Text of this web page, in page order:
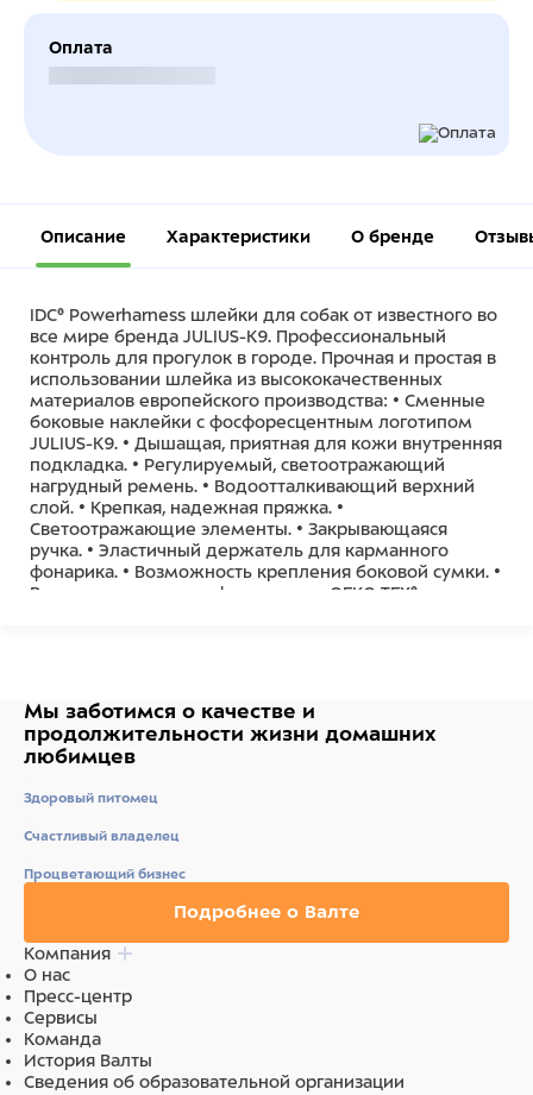
Оплата
Описание Характеристики О бренде
IDC® Powerharness шлейки для собак от известного во
все мире бренда JULIUS-K9. Профессиональный
контроль для прогулок в городе. Прочная и простая в
использовании шлейка из высококачественных
материалов европейского производства: • Сменные
боковые наклейки с фосфоресцентным логотипом
JULIUS-K9. • Дышащая, приятная для кожи внутренняя
подкладка. • Регулируемый, светоотражающий
нагрудный ремень. • Водоотталкивающий верхний
слой. • Крепкая, надежная пряжка. •
Светоотражающие элементы. • Закрывающаяся
ручка. • Эластичный держатель для карманного
фонарика. • Возможность крепления боковой сумки. •
Все материалы сертифицированы OEKO-TEX® для
Мы заботимся о качестве и
продолжительности жизни домашних
любимцев
Здоровый питомец
Счастливый владелец
Процветающий бизнес
Подробнее о Валте
Компания
О нас
Пресс-центр
Сервисы
Команда
История Валты
Сведения об образовательной организации